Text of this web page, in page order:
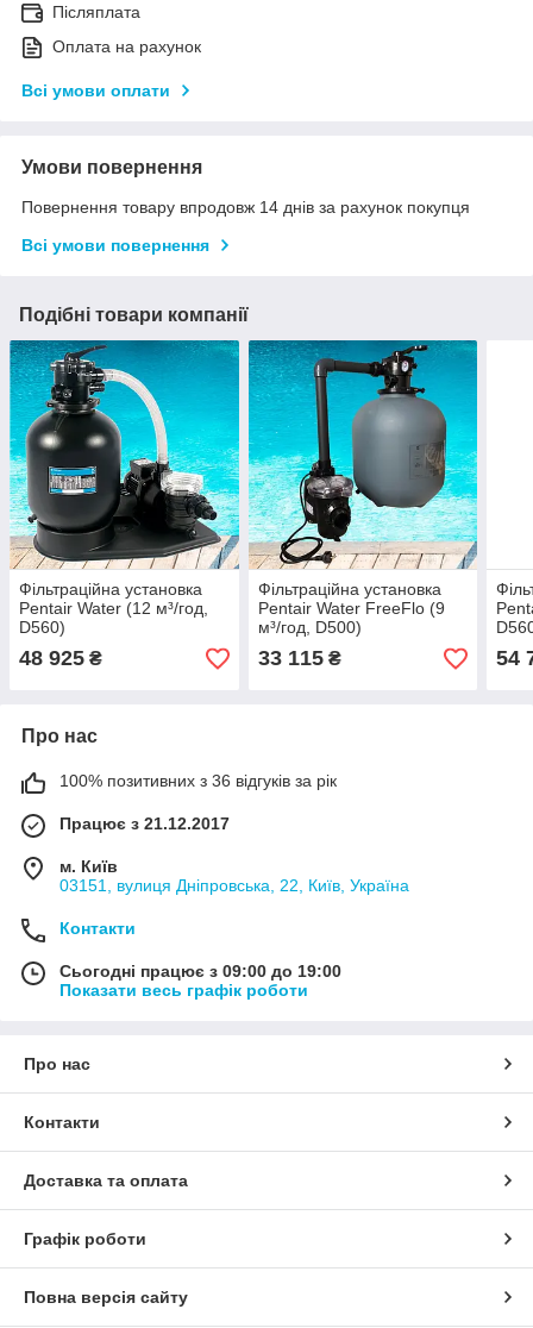
Післяплата
Оплата на рахунок
Всі умови оплати
Умови повернення
Повернення товару впродовж 14 днів за рахунок покупця
Всі умови повернення
Подібні товари компанії
Фільтраційна установка
Pentair Water (12 м³/год,
D560)
48 925 ₴
Фільтраційна установка
Pentair Water FreeFlo (9
м³/год, D500)
33 115₴ 54
Про нас
100% позитивних з 36 відгуків за рік
Працює з 21.12.2017
м. Київ
03151, вулиця Дніпровська, 22, Київ, Україна
Контакти
Сьогодні працює з 09:00 до 19:00
Показати весь графік роботи
Про нас
Контакти
Доставка та оплата
Графік роботи
Повна версія сайту